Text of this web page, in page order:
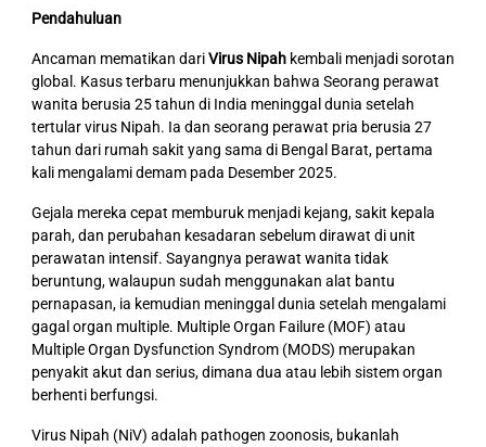
Pendahuluan
Ancaman mematikan dariVirus Nipahkembali menjadi sorotan
global. Kasus terbaru menunjukkan bahwa Seorang perawat
wanita berusia 25 tahun di India meninggal dunia setelah
tertular virus Nipah. Ia dan seorang perawat pria berusia 27
tahun dari rumah sakit yang sama di Bengal Barat, pertama
kali mengalami demam pada Desember 2025.
Gejala mereka cepat memburuk menjadi kejang, sakit kepala
parah, dan perubahan kesadaran sebelum dirawat di unit
perawatan intensif. Sayangnya perawat wanita tidak
beruntung, walaupun sudah menggunakan alat bantu
pernapasan, ia kemudian meninggal dunia setelah mengalami
gagal organ multiple. Multiple Organ Failure (MOF) atau
Multiple Organ Dysfunction Syndrom (MODS) merupakan
penyakit akut dan serius, dimana dua atau lebih sistem organ
berhenti berfungsi.
Virus Nipah (NiV) adalah pathogen zoonosis, bukanlah